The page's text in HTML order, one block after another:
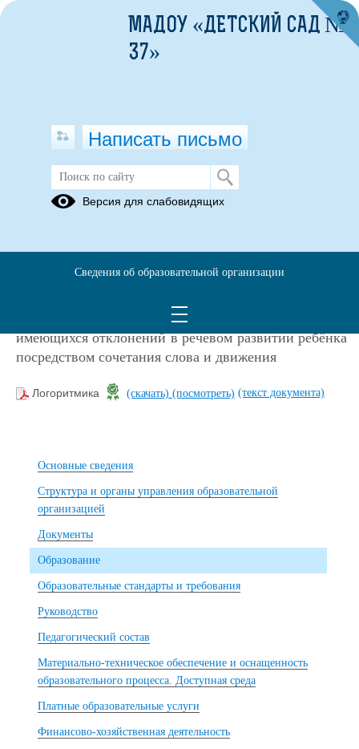
Программа дополнительной
Описание образовательной программы
Цель программы: коррекция и профилактика
имеющихся отклонений в речевом развитии ребёнка
посредством сочетания слова и движения
Логоритмика (скачать) (посмотреть) (текст документа)
Основные сведения
Структура и органы управления образовательной
организацией
Документы
Образование
Образовательные стандарты и требования
Руководство
Педагогический состав
Материально-техническое обеспечение и оснащенность
образовательного процесса. Доступная среда
Платные образовательные услуги
Финансово-хозяйственная деятельность
МАДОУ «ДЕТСКИЙ САД №
37»
Написать письмо
Версия для слабовидящих
Сведения об образовательной организации